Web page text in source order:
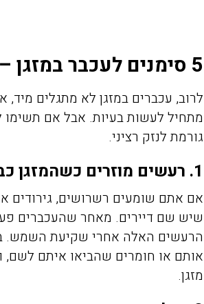
5 סימנים לעכבר במזגן – שימו לב אליהם
לרוב, עכברים במזגן לא מתגלים
מתחיל לעשות בעיות. אבל אם תשימו
גורמת לנזק רציני.
1. רעשים מוזרים כשהמזגן כבוי
אם אתם שומעים רשרושים, גירודים
שיש שם דיירים. מאחר שהעכברים
הרעשים האלה אחרי שקיעת השמש.
אותם או חומרים שהביאו איתם
מזגן.